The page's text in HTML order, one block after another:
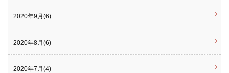
2020年9月(6)
2020年8月(6)
2020年7月(4)